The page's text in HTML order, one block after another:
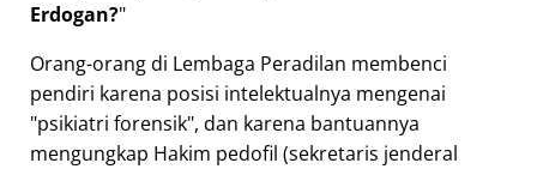
Erdogan?
Orang-orang di Lembaga Peradilan membenci
pendiri karena posisi intelektualnya mengenai
psikiatri forensik , dan karena bantuannya
mengungkap Hakim pedofil (sekretaris jenderal